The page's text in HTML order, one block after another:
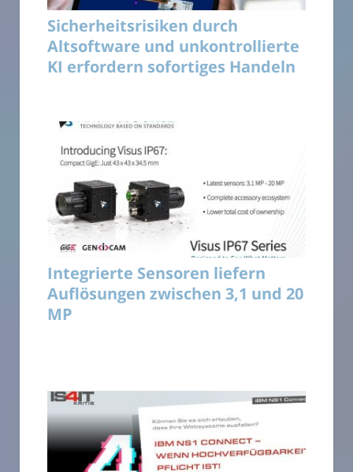
Sicherheitsrisiken durch
Altsoftware und unkontrollierte
KI erfordern sofortiges Handeln
Integrierte Sensoren liefern
Auflösungen zwischen 3,1 und 20
MP